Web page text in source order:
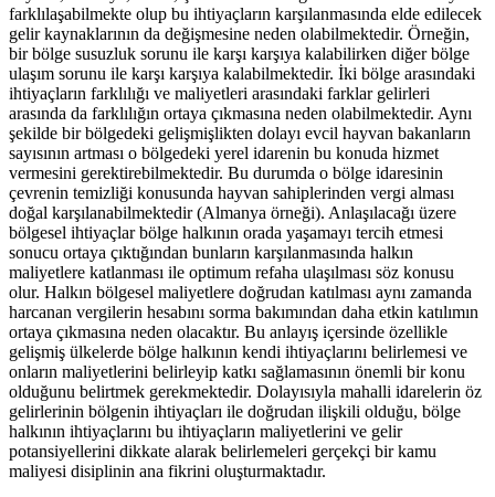
farklılaşabilmekte olup bu ihtiyaçların karşılanmasında elde edilecek
gelir kaynaklarının da değişmesine neden olabilmektedir. Örneğin,
bir bölge susuzluk sorunu ile karşı karşıya kalabilirken diğer bölge
ulaşım sorunu ile karşı karşıya kalabilmektedir. İki bölge arasındaki
ihtiyaçların farklılığı ve maliyetleri arasındaki farklar gelirleri
arasında da farklılığın ortaya çıkmasına neden olabilmektedir. Aynı
şekilde bir bölgedeki gelişmişlikten dolayı evcil hayvan bakanların
sayısının artması o bölgedeki yerel idarenin bu konuda hizmet
vermesini gerektirebilmektedir. Bu durumda o bölge idaresinin
çevrenin temizliği konusunda hayvan sahiplerinden vergi alması
doğal karşılanabilmektedir (Almanya örneği). Anlaşılacağı üzere
bölgesel ihtiyaçlar bölge halkının orada yaşamayı tercih etmesi
sonucu ortaya çıktığından bunların karşılanmasında halkın
maliyetlere katlanması ile optimum refaha ulaşılması söz konusu
olur. Halkın bölgesel maliyetlere doğrudan katılması aynı zamanda
harcanan vergilerin hesabını sorma bakımından daha etkin katılımın
ortaya çıkmasına neden olacaktır. Bu anlayış içersinde özellikle
gelişmiş ülkelerde bölge halkının kendi ihtiyaçlarını belirlemesi ve
onların maliyetlerini belirleyip katkı sağlamasının önemli bir konu
olduğunu belirtmek gerekmektedir. Dolayısıyla mahalli idarelerin öz
gelirlerinin bölgenin ihtiyaçları ile doğrudan ilişkili olduğu, bölge
halkının ihtiyaçlarını bu ihtiyaçların maliyetlerini ve gelir
potansiyellerini dikkate alarak belirlemeleri gerçekçi bir kamu
maliyesi disiplinin ana fikrini oluşturmaktadır.